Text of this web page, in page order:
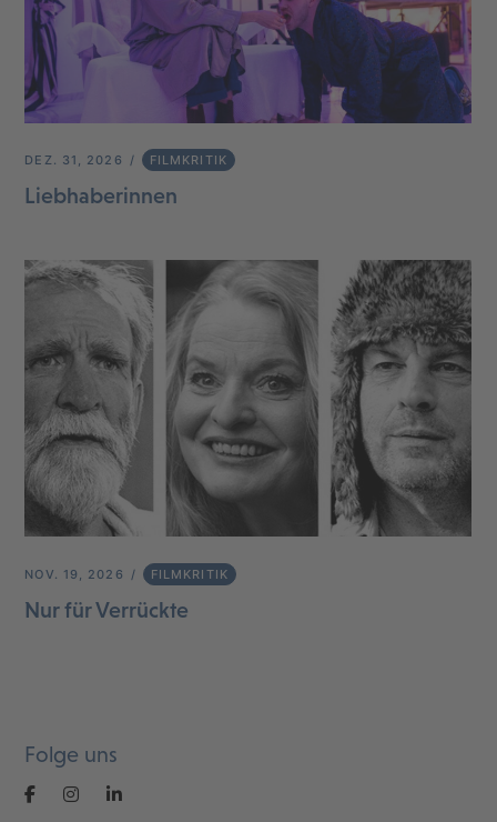
DEZ. 31, 2026 FILMKRITIK
Liebhaberinnen
NOV. 19, 2026 FILMKRITIK
Nur für Verrückte
Folge uns